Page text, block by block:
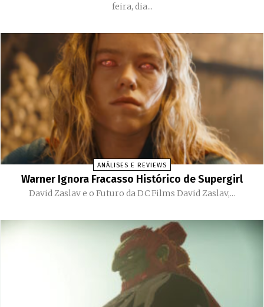
feira, dia...
ANÁLISES E REVIEWS
Warner Ignora Fracasso Histórico de Supergirl
David Zaslav e o Futuro da DC Films David Zaslav,...